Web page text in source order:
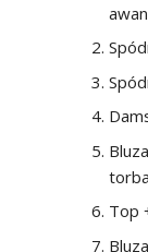
Top